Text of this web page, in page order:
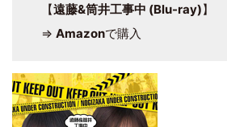
【遠藤&筒井工事中 (Blu-ray)】
⇒ Amazonで購入